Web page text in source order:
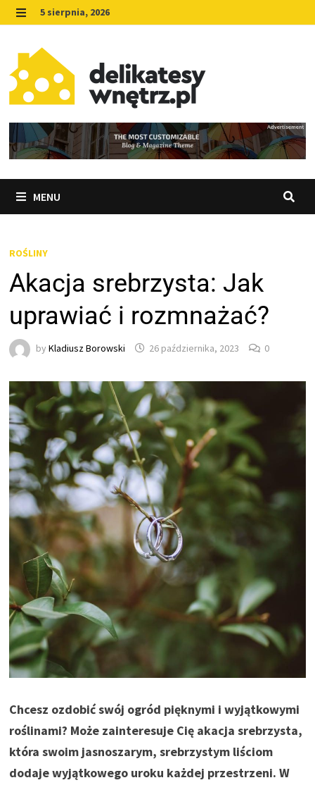
Skip
to
content
MENU
5 sierpnia, 2026
MENU
ROŚLINY
Akacja srebrzysta: Jak
uprawiać i rozmnażać?
byKladiusz Borowski 26 października, 2023 0
Chcesz ozdobić swój ogród pięknymi i wyjątkowymi
roślinami? Może zainteresuje Cię akacja srebrzysta,
która swoim jasnoszarym, srebrzystym liściom
dodaje wyjątkowego uroku każdej przestrzeni. W